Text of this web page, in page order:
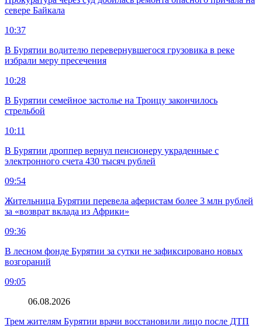
севере Байкала
10:37
В Бурятии водителю перевернувшегося грузовика в реке
избрали меру пресечения
10:28
В Бурятии семейное застолье на Троицу закончилось
стрельбой
10:11
В Бурятии дроппер вернул пенсионеру украденные с
электронного счета 430 тысяч рублей
09:54
Жительница Бурятии перевела аферистам более 3 млн рублей
за «возврат вклада из Африки»
09:36
В лесном фонде Бурятии за сутки не зафиксировано новых
возгораний
09:05
06.08.2026
Трем жителям Бурятии врачи восстановили лицо после ДТП